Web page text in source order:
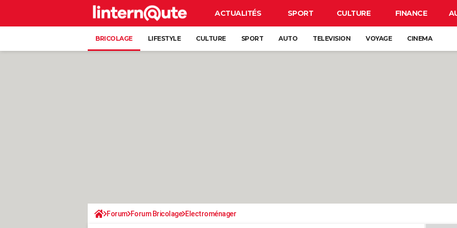
ACTUALITÉS SPORT CULTURE FINANCE
BRICOLAGE LIFESTYLE CULTURE SPORT AUTO TELEVISION VOYAGE CINEMA
Forum Forum Bricolage Electroménager